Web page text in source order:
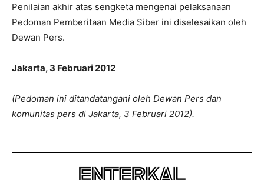
Penilaian akhir atas sengketa mengenai pelaksanaan
Pedoman Pemberitaan Media Siber ini diselesaikan oleh
Dewan Pers.
Jakarta, 3 Februari 2012
(Pedoman ini ditandatangani oleh Dewan Pers dan
komunitas pers di Jakarta, 3 Februari 2012).